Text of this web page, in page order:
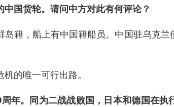
国货轮。请问中方对此有何评论？
籍，船上有中国籍船员。中国驻乌克兰
的唯一可行出路。
年。同为二战战败国，日本和德国在执